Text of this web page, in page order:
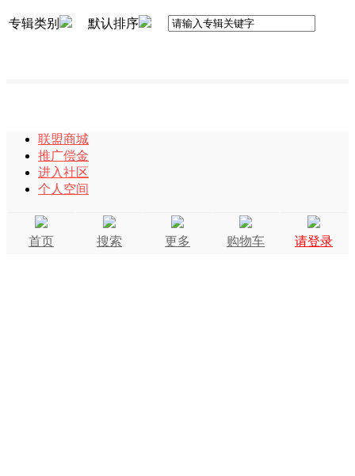
专辑类别 默认排序
联盟商城
推广偿金
进入社区
个人空间
首页 搜索 更多 购物车 请登录